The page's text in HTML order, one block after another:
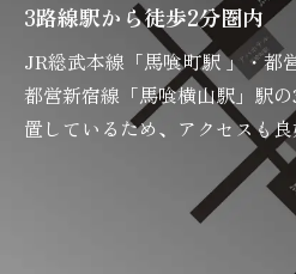
3路線駅から徒歩2分圏内
JR総武本線「馬喰町駅 」・都
都営新宿線「馬喰横山駅」駅
置しているため、アクセスも良